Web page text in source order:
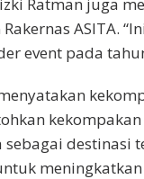
ASITA.
event pada
destinasi